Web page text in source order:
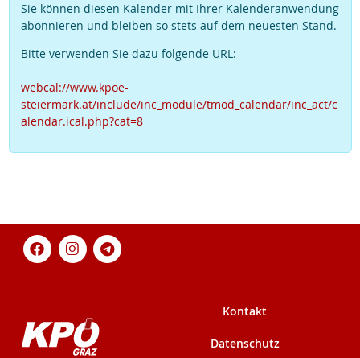
Sie können diesen Kalender mit Ihrer Kalenderanwendung
abonnieren und bleiben so stets auf dem neuesten Stand.
Bitte verwenden Sie dazu folgende URL:
webcal://www.kpoe-
steiermark.at/include/inc_module/tmod_calendar/inc_act/c
alendar.ical.php?cat=8
Kontakt
Datenschutz